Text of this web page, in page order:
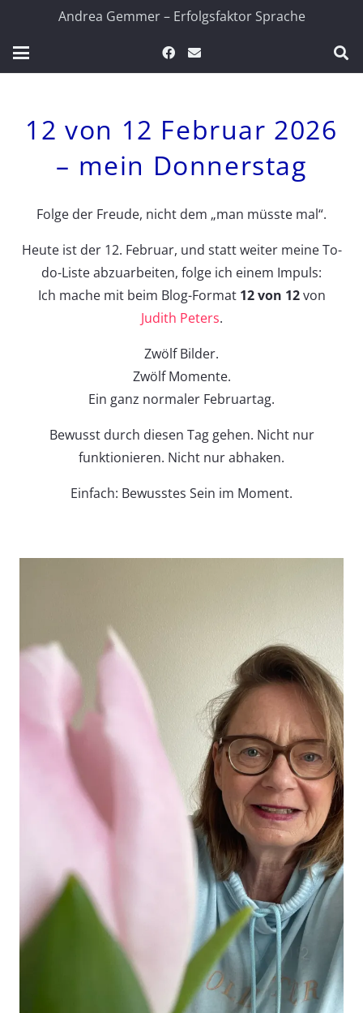
Andrea Gemmer – Erfolgsfaktor Sprache
12 von 12 Februar 2026
– mein Donnerstag
Folge der Freude, nicht dem „man müsste mal“.
Heute ist der 12. Februar, und statt weiter meine To-
do-Liste abzuarbeiten, folge ich einem Impuls:
Ich mache mit beim Blog-Format 12 von 12von
Judith Peters.
Zwölf Bilder.
Zwölf Momente.
Ein ganz normaler Februartag.
Bewusst durch diesen Tag gehen. Nicht nur
funktionieren. Nicht nur abhaken.
Einfach: Bewusstes Sein im Moment.